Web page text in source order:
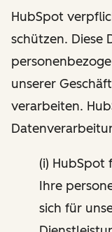
HubSpot
schützen. Diese
unserer
verarbeiten.
(i) HubSpot
Ihre
sich für